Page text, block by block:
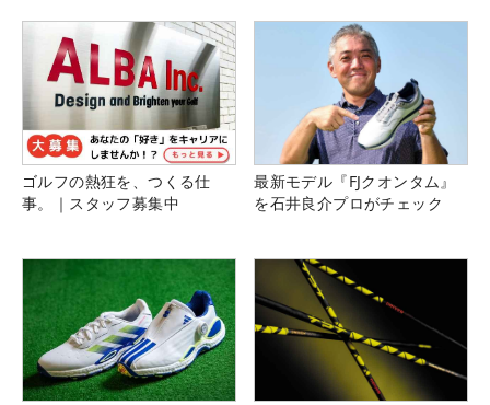
ゴルフの熱狂を、つくる仕
事。｜スタッフ募集中
最新モデル『FJクオンタム』
を石井良介プロがチェック